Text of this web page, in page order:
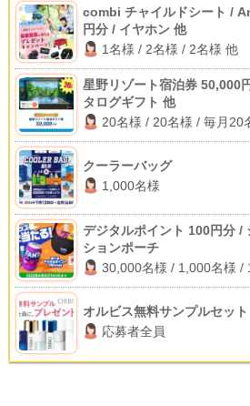
combi チャイルドシート /
円分 / イヤホン 他
1名様 / 2名様 / 2名様 他
星野リゾート宿泊券 50,000
タログギフト 他
20名様 / 20名様 / 毎月20
クーラーバッグ
1,000名様
デジタルポイント 100円分 /
ションポーチ
30,000名様 / 1,000名様 /
オルビス無料サンプルセット
応募者全員